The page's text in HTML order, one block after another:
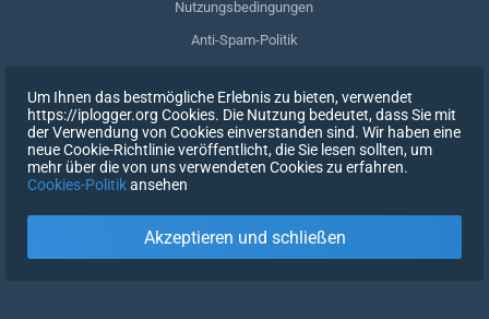
Nutzungsbedingungen
Anti-Spam-Politik
Meine Daten löschen
Zustimmung zurückziehen
EINTRAGEN
Um Ihnen das bestmögliche Erlebnis zu bieten, verwendet
https://iplogger.org Cookies. Die Nutzung bedeutet, dass Sie mit
der Verwendung von Cookies einverstanden sind. Wir haben eine
neue Cookie-Richtlinie veröffentlicht, die Sie lesen sollten, um
mehr über die von uns verwendeten Cookies zu erfahren.
Cookies-Politikansehen
Akzeptieren und schließen